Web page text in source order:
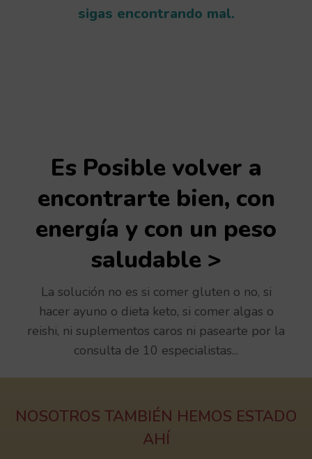
sigas encontrando mal.
Es Posible volver a
encontrarte bien, con
energía y con un peso
saludable >
La solución no es si comer gluten o no, si
hacer ayuno o dieta keto, si comer algas o
reishi, ni suplementos caros ni pasearte por la
consulta de 10 especialistas...
NOSOTROS TAMBIÉN HEMOS ESTADO
AHÍ